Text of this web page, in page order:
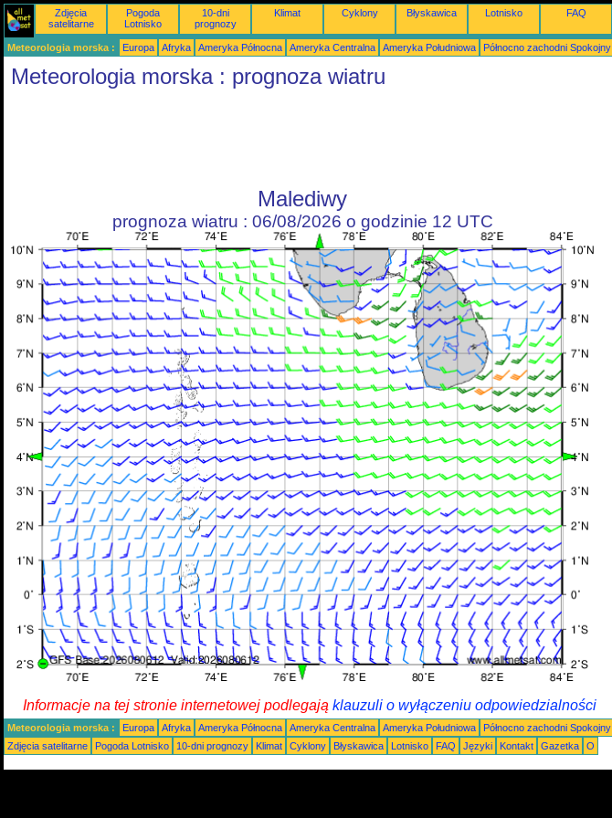
Zdjęcia
satelitarne
Pogoda
Lotnisko
10-dni
prognozy
Klimat Cyklony Błyskawica Lotnisko FAQ
Meteorologia morska : Europa Afryka Ameryka Północna Ameryka Centralna Ameryka Południowa Północno zachodni Spokojny
Meteorologia morska : prognoza wiatru
Malediwy
prognoza wiatru : 06/08/2026 o godzinie 12 UTC
Informacje na tej stronie internetowej podlegają klauzuli o wyłączeniu odpowiedzialności
Meteorologia morska : Europa Afryka Ameryka Północna Ameryka Centralna Ameryka Południowa Północno zachodni Spokojny
Zdjęcia satelitarne
Pogoda Lotnisko 10-dni prognozy Klimat Cyklony Błyskawica Lotnisko FAQ Języki Kontakt Gazetka O